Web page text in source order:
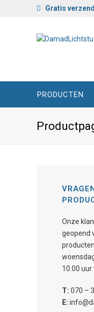
Gratis
PRODUCTEN
Onze
geopend
10.00 uur
T: 070 –
E: